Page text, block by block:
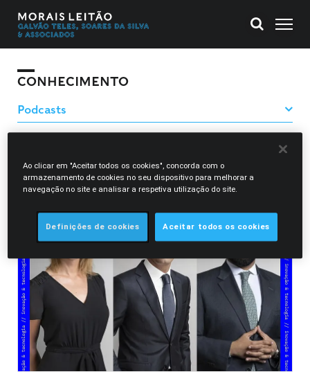
CONHECIMENTO
Paulo Rendeiro
Ao clicar em "Aceitar todos os cookies", concorda com o
armazenamento de cookies no seu dispositivo para melhorar a
navegação no site e analisar a respetiva utilização do site.
Definições de cookies Aceitar todos os cookies